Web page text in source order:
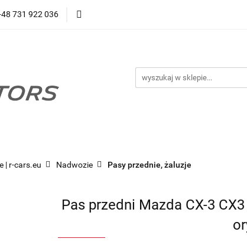
731 922 036
| r-cars.eu Nadwozie Pasy przednie, żaluzje
Pas przedni Mazda CX-3